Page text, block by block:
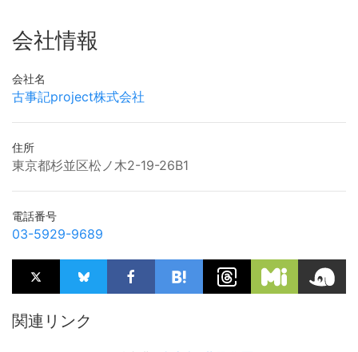
会社情報
会社名
古事記project株式会社
住所
東京都杉並区松ノ木2-19-26B1
電話番号
03-5929-9689
関連リンク